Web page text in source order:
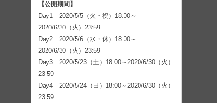
【公開期間】
Day1 2020/5/5（火・祝）18:00～
2020/6/30（火）23:59
Day2 2020/5/6（水・休）18:00～
2020/6/30（火）23:59
Day3 2020/5/23（土）18:00～2020/6/30（火）
23:59
Day4 2020/5/24（日）18:00～2020/6/30（火）
23:59